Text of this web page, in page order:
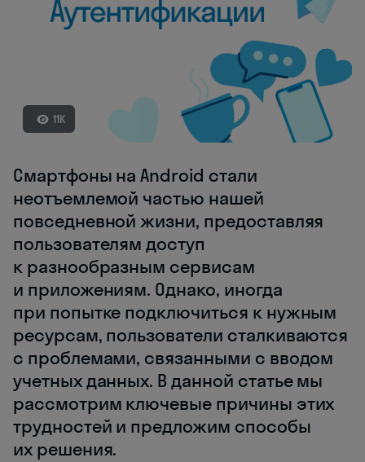
11K
Смартфоны на Android стали
неотъемлемой частью нашей
повседневной жизни, предоставляя
пользователям доступ
к разнообразным сервисам
и приложениям. Однако, иногда
при попытке подключиться к нужным
ресурсам, пользователи сталкиваются
с проблемами, связанными с вводом
учетных данных. В данной статье мы
рассмотрим ключевые причины этих
трудностей и предложим способы
их решения.